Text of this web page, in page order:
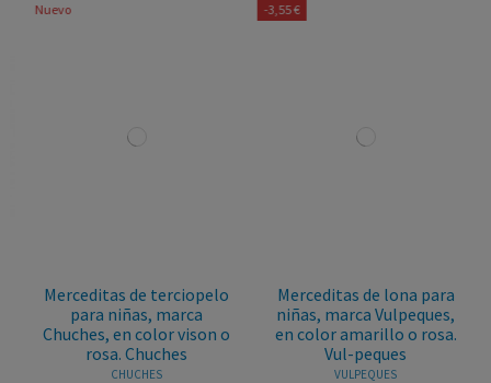
Nuevo
Merceditas de terciopelo
para niñas, marca
Chuches, en color vison o
rosa. Chuches
CHUCHES
-3,55 €
Merceditas de lona para
niñas, marca Vulpeques,
en color amarillo o rosa.
Vul-peques
VULPEQUES